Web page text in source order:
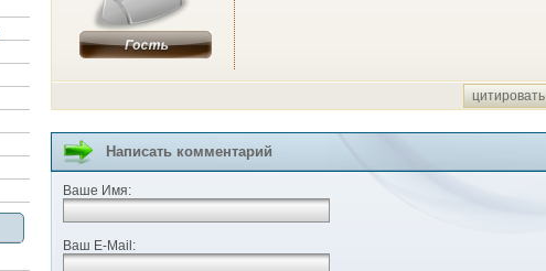
цитировать
Написать комментарий
Ваше Имя:
Ваш E-Mail: